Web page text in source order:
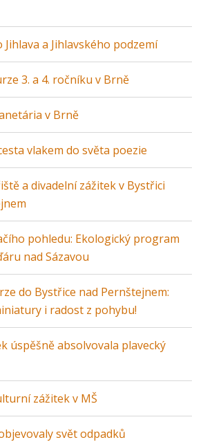
Jihlava a Jihlavského podzemí
3. a 4. ročníku v Brně
v Brně
vlakem do světa poezie
a divadelní zážitek v Bystřici
pohledu: Ekologický program
nad Sázavou
do Bystřice nad Pernštejnem:
i radost z pohybu!
úspěšně absolvovala plavecký
zážitek v MŠ
svět odpadků